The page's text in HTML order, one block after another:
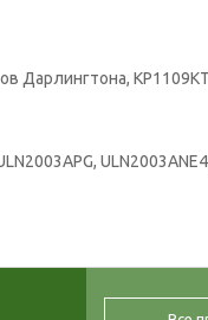
Дарлингтона,
, ULN2003ANE4